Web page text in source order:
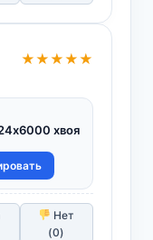
★★★★★
хвоя
Нет
(0)